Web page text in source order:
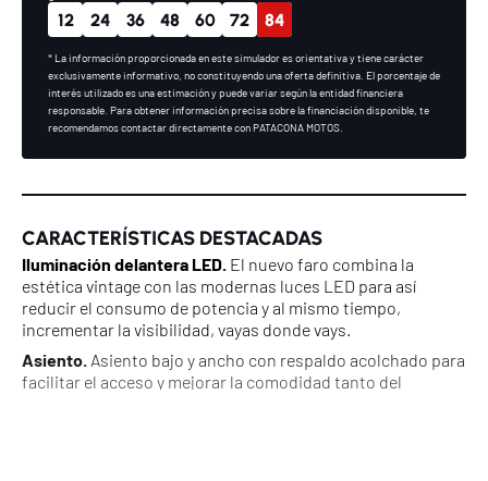
12 24 36 48 60 72 84
* La información proporcionada en este simulador es orientativa y tiene carácter
exclusivamente informativo, no constituyendo una oferta definitiva. El porcentaje de
interés utilizado es una estimación y puede variar según la entidad financiera
responsable. Para obtener información precisa sobre la financiación disponible, te
recomendamos contactar directamente con PATACONA MOTOS.
CARACTERÍSTICAS DESTACADAS
Iluminación delantera LED. El nuevo faro combina la
estética vintage con las modernas luces LED para así
reducir el consumo de potencia y al mismo tiempo,
incrementar la visibilidad, vayas donde vays.
Asiento. Asiento bajo y ancho con respaldo acolchado para
facilitar el acceso y mejorar la comodidad tanto del